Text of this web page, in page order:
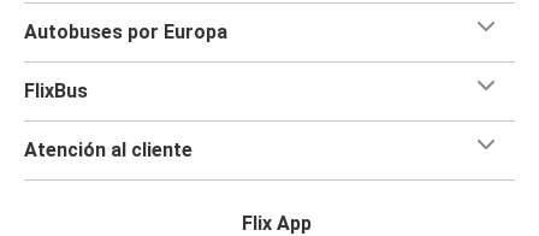
Autobuses por Europa
FlixBus
Atención al cliente
Flix App